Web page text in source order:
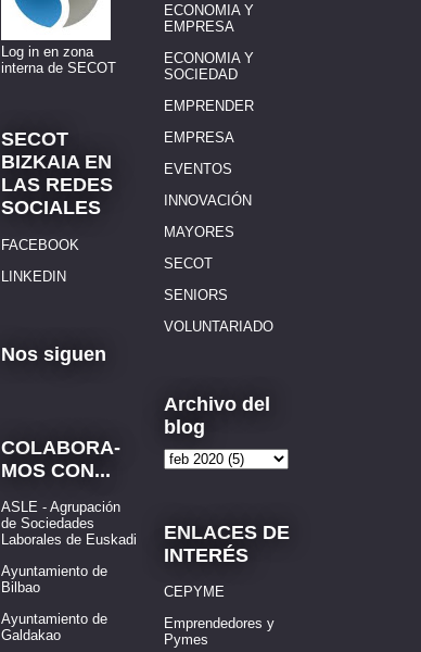
Log in en zona
interna de SECOT
SECOT
BIZKAIA EN
LAS REDES
SOCIALES
FACEBOOK
LINKEDIN
Nos siguen
COLABORA-
MOS CON...
ASLE - Agrupación
de Sociedades
Laborales de Euskadi
Ayuntamiento de
Bilbao
Ayuntamiento de
Galdakao
ECONOMIA Y
EMPRESA
ECONOMIA Y
SOCIEDAD
EMPRENDER
EMPRESA
EVENTOS
INNOVACIÓN
MAYORES
SECOT
SENIORS
VOLUNTARIADO
Archivo del
blog
ENLACES DE
INTERÉS
CEPYME
Emprendedores y
Pymes